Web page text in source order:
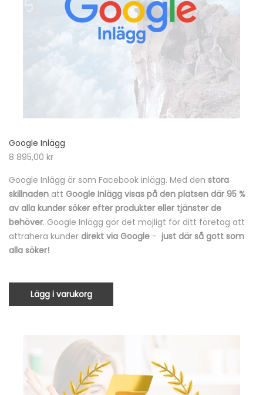
Google Inlägg
8 895,00 kr
Google Inlägg är som Facebook inlägg. Med den stora
skillnaden att Google Inlägg visas på den platsen där 95 %
av alla kunder söker efter produkter eller tjänster de
behöver. Google Inlägg gör det möjligt för ditt företag att
attrahera kunder direkt via Google - just där så gott som
alla söker!
Lägg i varukorg